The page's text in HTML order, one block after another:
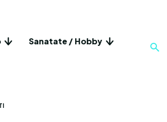
Sanatate / Hobby